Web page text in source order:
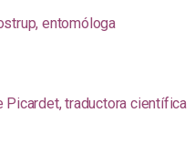
entomóloga
Picardet, traductora científica